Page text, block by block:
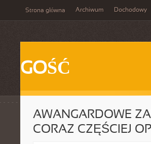
Strona główna Archiwum Dochodowy
GOŚĆ
AWANGARDOWE
CORAZ CZĘŚCIEJ